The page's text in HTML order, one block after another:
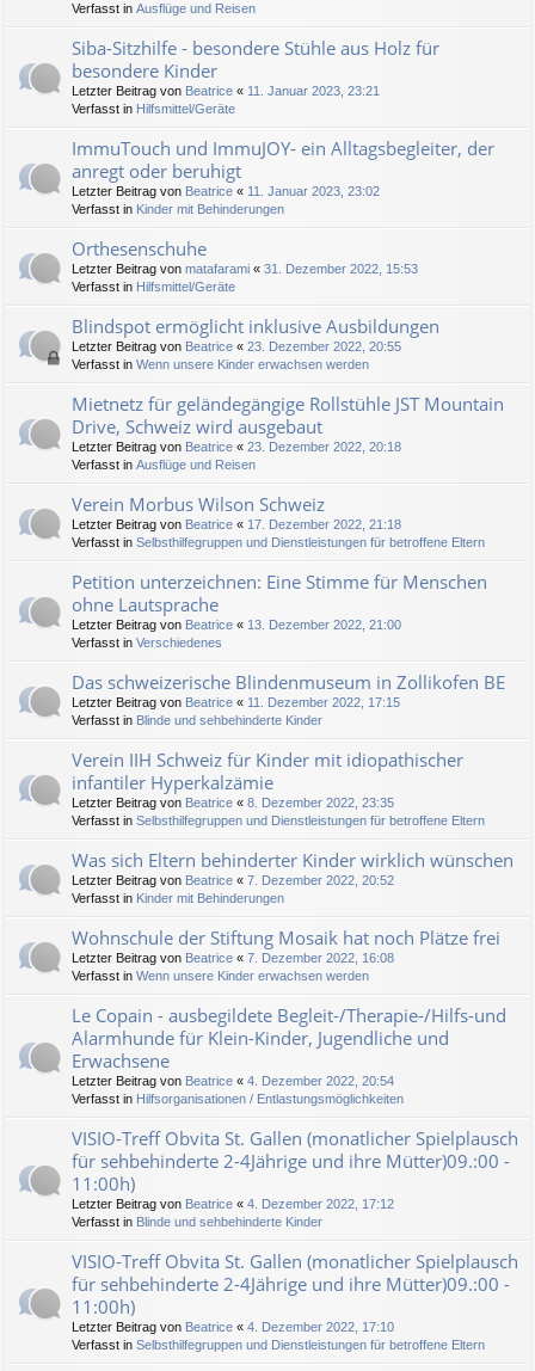
Verfasst in Ausflüge und Reisen
Siba-Sitzhilfe - besondere Stühle aus Holz für
besondere Kinder
Letzter Beitrag von Beatrice « 11. Januar 2023, 23:21
Verfasst in Hilfsmittel/Geräte
ImmuTouch und ImmuJOY- ein Alltagsbegleiter, der
anregt oder beruhigt
Letzter Beitrag von Beatrice « 11. Januar 2023, 23:02
Verfasst in Kinder mit Behinderungen
Orthesenschuhe
Letzter Beitrag von matafarami « 31. Dezember 2022, 15:53
Verfasst in Hilfsmittel/Geräte
Blindspot ermöglicht inklusive Ausbildungen
Letzter Beitrag von Beatrice « 23. Dezember 2022, 20:55
Verfasst in Wenn unsere Kinder erwachsen werden
Mietnetz für geländegängige Rollstühle JST Mountain
Drive, Schweiz wird ausgebaut
Letzter Beitrag von Beatrice « 23. Dezember 2022, 20:18
Verfasst in Ausflüge und Reisen
Verein Morbus Wilson Schweiz
Letzter Beitrag von Beatrice « 17. Dezember 2022, 21:18
Verfasst in Selbsthilfegruppen und Dienstleistungen für betroffene Eltern
Petition unterzeichnen: Eine Stimme für Menschen
ohne Lautsprache
Letzter Beitrag von Beatrice « 13. Dezember 2022, 21:00
Verfasst in Verschiedenes
Das schweizerische Blindenmuseum in Zollikofen BE
Letzter Beitrag von Beatrice « 11. Dezember 2022, 17:15
Verfasst in Blinde und sehbehinderte Kinder
Verein IIH Schweiz für Kinder mit idiopathischer
infantiler Hyperkalzämie
Letzter Beitrag von Beatrice « 8. Dezember 2022, 23:35
Verfasst in Selbsthilfegruppen und Dienstleistungen für betroffene Eltern
Was sich Eltern behinderter Kinder wirklich wünschen
Letzter Beitrag von Beatrice « 7. Dezember 2022, 20:52
Verfasst in Kinder mit Behinderungen
Wohnschule der Stiftung Mosaik hat noch Plätze frei
Letzter Beitrag von Beatrice « 7. Dezember 2022, 16:08
Verfasst in Wenn unsere Kinder erwachsen werden
Le Copain - ausbegildete Begleit-/Therapie-/Hilfs-und
Alarmhunde für Klein-Kinder, Jugendliche und
Erwachsene
Letzter Beitrag von Beatrice « 4. Dezember 2022, 20:54
Verfasst in Hilfsorganisationen / Entlastungsmöglichkeiten
VISIO-Treff Obvita St. Gallen (monatlicher Spielplausch
für sehbehinderte 2-4Jährige und ihre Mütter)09.:00 -
11:00h)
Letzter Beitrag von Beatrice « 4. Dezember 2022, 17:12
Verfasst in Blinde und sehbehinderte Kinder
VISIO-Treff Obvita St. Gallen (monatlicher Spielplausch
für sehbehinderte 2-4Jährige und ihre Mütter)09.:00 -
11:00h)
Letzter Beitrag von Beatrice « 4. Dezember 2022, 17:10
Verfasst in Selbsthilfegruppen und Dienstleistungen für betroffene Eltern